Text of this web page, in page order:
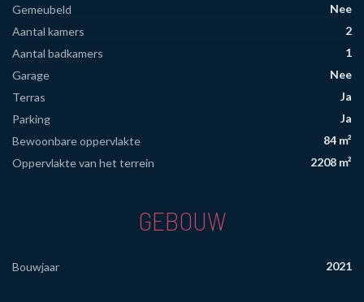
Gemeubeld
Nee
Aantal kamers
2
Aantal badkamers
1
Garage
Nee
Terras
Ja
Parking
Ja
Bewoonbare oppervlakte
84 m²
Oppervlakte van het terrein
2208 m²
GEBOUW
Bouwjaar 2021